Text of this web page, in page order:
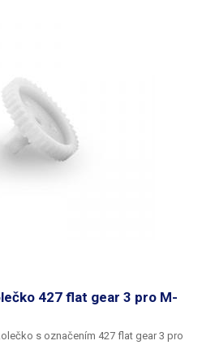
427 flat gear 3 pro M-
s označením 427 flat gear 3 pro